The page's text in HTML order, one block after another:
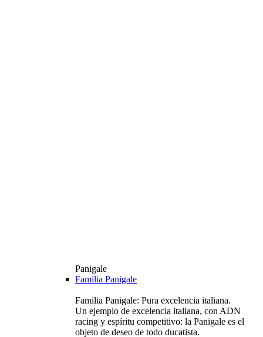
Panigale
Familia Panigale
Familia Panigale: Pura excelencia italiana.
Un ejemplo de excelencia italiana, con ADN
racing y espíritu competitivo: la Panigale es el
objeto de deseo de todo ducatista.